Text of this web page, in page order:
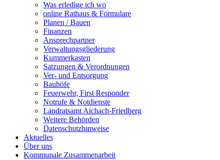
Was erledige ich wo
online Rathaus & Formulare
Planen / Bauen
Finanzen
Ansprechpartner
Verwaltungsgliederung
Kummerkasten
Satzungen & Verordnungen
Ver- und Entsorgung
Bauhöfe
Feuerwehr, First Responder
Notrufe & Notdienste
Landratsamt Aichach-Friedberg
Weitere Behörden
Datenschutzhinweise
Aktuelles
Über uns
Kommunale Zusammenarbeit